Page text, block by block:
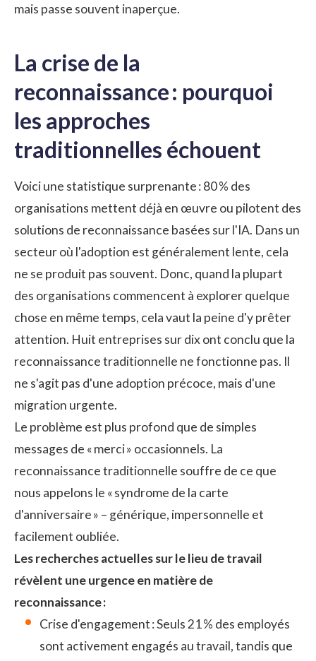
mais passe souvent inaperçue.
La crise de la
reconnaissance : pourquoi
les approches
traditionnelles échouent
Voici une statistique surprenante :80 % des
organisations mettent déjà en œuvre ou pilotent des
solutions de reconnaissance basées sur l'IA. Dans un
secteur où l'adoption est généralement lente, cela
ne se produit pas souvent. Donc, quand la plupart
des organisations commencent à explorer quelque
chose en même temps, cela vaut la peine d'y prêter
attention. Huit entreprises sur dix ont conclu que la
reconnaissance traditionnelle ne fonctionne pas. Il
ne s'agit pas d'une adoption précoce, mais d'une
migration urgente.
Le problème est plus profond que de simples
messages de « merci » occasionnels. La
reconnaissance traditionnelle souffre de ce que
nous appelons le « syndrome de la carte
d'anniversaire » – générique, impersonnelle et
facilement oubliée.
Les recherches actuelles sur le lieu de travail
révèlent une urgence en matière de
reconnaissance :
Crise d'engagement: Seuls 21 % des employés
sont activement engagés au travail, tandis que